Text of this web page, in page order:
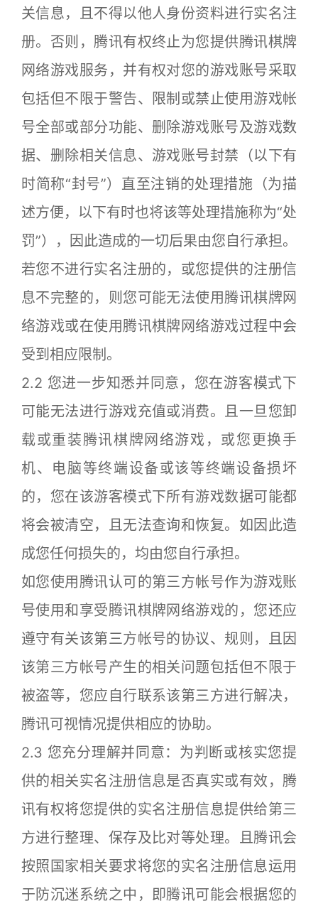
关信息，且不得以他人身份资料进行实名注
册。否则，腾讯有权终止为您提供腾讯棋牌
网络游戏服务，并有权对您的游戏账号采取
包括但不限于警告、限制或禁止使用游戏帐
号全部或部分功能、删除游戏账号及游戏数
据、删除相关信息、游戏账号封禁（以下有
时简称“封号”）直至注销的处理措施（为描
述方便，以下有时也将该等处理措施称为“处
罚”），因此造成的一切后果由您自行承担。
若您不进行实名注册的，或您提供的注册信
息不完整的，则您可能无法使用腾讯棋牌网
络游戏或在使用腾讯棋牌网络游戏过程中会
受到相应限制。
2.2 您进一步知悉并同意，您在游客模式下
可能无法进行游戏充值或消费。且一旦您卸
载或重装腾讯棋牌网络游戏，或您更换手
机、电脑等终端设备或该等终端设备损坏
的，您在该游客模式下所有游戏数据可能都
将会被清空，且无法查询和恢复。如因此造
成您任何损失的，均由您自行承担。
如您使用腾讯认可的第三方帐号作为游戏账
号使用和享受腾讯棋牌网络游戏的，您还应
遵守有关该第三方帐号的协议、规则，且因
该第三方帐号产生的相关问题包括但不限于
被盗等，您应自行联系该第三方进行解决，
腾讯可视情况提供相应的协助。
2.3 您充分理解并同意：为判断或核实您提
供的相关实名注册信息是否真实或有效，腾
讯有权将您提供的实名注册信息提供给第三
方进行整理、保存及比对等处理。且腾讯会
按照国家相关要求将您的实名注册信息运用
于防沉迷系统之中，即腾讯可能会根据您的